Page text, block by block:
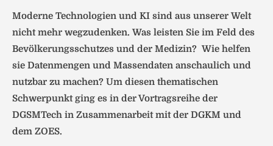
Moderne Technologien und KI sind aus unserer Welt
nicht mehr wegzudenken. Was leisten Sie im Feld des
Bevölkerungsschutzes und der Medizin? Wie helfen
sie Datenmengen und Massendaten anschaulich und
nutzbar zu machen? Um diesen thematischen
Schwerpunkt ging es in der Vortragsreihe der
DGSMTech in Zusammenarbeit mit der DGKM und
dem ZOES.